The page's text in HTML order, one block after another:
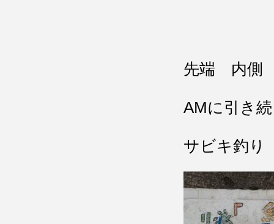
先端 内
AMに引き
サビキ釣り